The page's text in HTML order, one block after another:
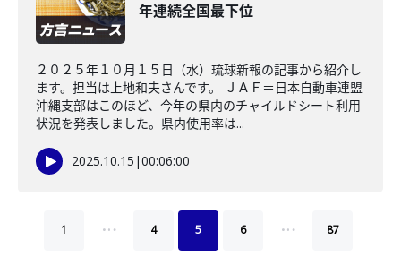
年連続全国最下位
２０２５年１０月１５日（水）琉球新報の記事から紹介し
ます。担当は上地和夫さんです。 ＪＡＦ＝日本自動車連盟
沖縄支部はこのほど、今年の県内のチャイルドシート利用
状況を発表しました。県内使用率は...
2025.10.15 |00:06:00
1 … 4 5 6 … 87